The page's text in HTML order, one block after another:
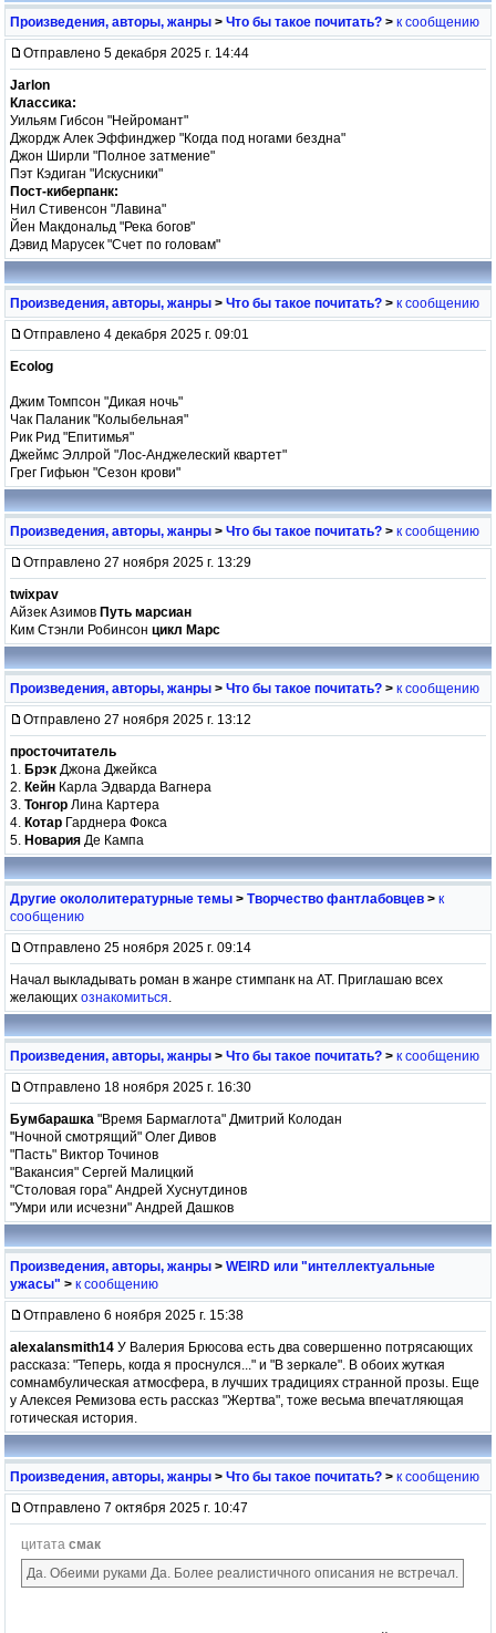
Произведения, авторы, жанры > Что бы такое почитать? > к сообщению
Отправлено 5 декабря 2025 г. 14:44
Jarlon
Классика:
Уильям Гибсон "Нейромант"
Джордж Алек Эффинджер "Когда под ногами бездна"
Джон Ширли "Полное затмение"
Пэт Кэдиган "Искусники"
Пост-киберпанк:
Нил Стивенсон "Лавина"
Йен Макдональд "Река богов"
Дэвид Марусек "Счет по головам"
Произведения, авторы, жанры > Что бы такое почитать? > к сообщению
Отправлено 4 декабря 2025 г. 09:01
Ecolog
Джим Томпсон "Дикая ночь"
Чак Паланик "Колыбельная"
Рик Рид "Епитимья"
Джеймс Эллрой "Лос-Анджелеский квартет"
Грег Гифьюн "Сезон крови"
Произведения, авторы, жанры > Что бы такое почитать? > к сообщению
Отправлено 27 ноября 2025 г. 13:29
twixpav
Айзек Азимов Путь марсиан
Ким Стэнли Робинсон цикл Марс
Произведения, авторы, жанры > Что бы такое почитать? > к сообщению
Отправлено 27 ноября 2025 г. 13:12
просточитатель
1. Брэк Джона Джейкса
2. Кейн Карла Эдварда Вагнера
3. Тонгор Лина Картера
4. Котар Гарднера Фокса
5. Новария Де Кампа
Другие окололитературные темы > Творчество фантлабовцев > к
сообщению
Отправлено 25 ноября 2025 г. 09:14
Начал выкладывать роман в жанре стимпанк на АТ. Приглашаю всех
желающих ознакомиться.
Произведения, авторы, жанры > Что бы такое почитать? > к сообщению
Отправлено 18 ноября 2025 г. 16:30
Бумбарашка "Время Бармаглота" Дмитрий Колодан
"Ночной смотрящий" Олег Дивов
"Пасть" Виктор Точинов
"Вакансия" Сергей Малицкий
"Столовая гора" Андрей Хуснутдинов
"Умри или исчезни" Андрей Дашков
Произведения, авторы, жанры > WEIRD или "интеллектуальные
ужасы" > к сообщению
Отправлено 6 ноября 2025 г. 15:38
alexalansmith14 У Валерия Брюсова есть два совершенно потрясающих
рассказа: "Теперь, когда я проснулся..." и "В зеркале". В обоих жуткая
сомнамбулическая атмосфера, в лучших традициях странной прозы. Еще
у Алексея Ремизова есть рассказ "Жертва", тоже весьма впечатляющая
готическая история.
Произведения, авторы, жанры > Что бы такое почитать? > к сообщению
Отправлено 7 октября 2025 г. 10:47
цитата смак
Да. Обеими руками Да. Более реалистичного описания не встречал.